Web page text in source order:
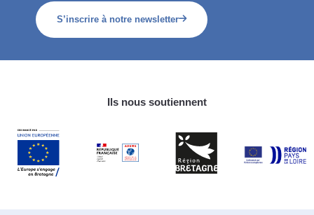
S’inscrire à notre newsletter
Ils nous soutiennent